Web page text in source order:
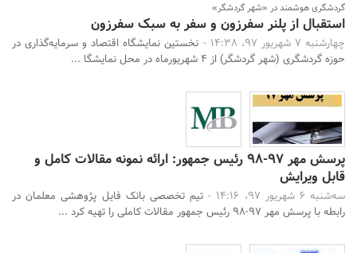
گردشگری هوشمند در «شهر گردشگر»
استقبال از پلنر سفرزون و سفر به سبک سفرزون
چهارشنبه 7 شهریور 97، 14:38 -
نخستین نمایشگاه اقتصاد و سرمایه‌گذاری در
حوزه گردشگری (شهر گردشگر) از ۴ شهریورماه در محل نمایشگا ...
پرسش مهر 97-98 رئیس جمهور: ارائه نمونه مقالات کامل و
قابل ویرایش
سه‌شنبه 6 شهریور 97، 14:16 -
تیم تخصصی بانک فایل پژوهشی معلمان در
رابطه با پرسش مهر 97-98 رئیس جمهور مقالات کاملی را تهیه کرد ...